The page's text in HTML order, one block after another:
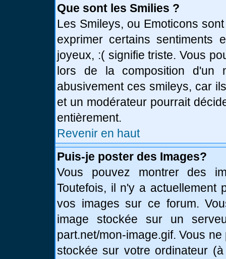
Que sont les Smilies ?
Les Smileys, ou Emoticons
exprimer certains sentiments
joyeux, :( signifie triste. Vous
lors de la composition d'un
abusivement ces smileys, car
et un modérateur pourrait
entièrement.
Revenir en haut
Puis-je poster des Images?
Vous pouvez montrer des
Toutefois, il n'y a actuellement
vos images sur ce forum.
image stockée sur un
part.net/mon-image.gif. Vous
stockée sur votre ordinateur